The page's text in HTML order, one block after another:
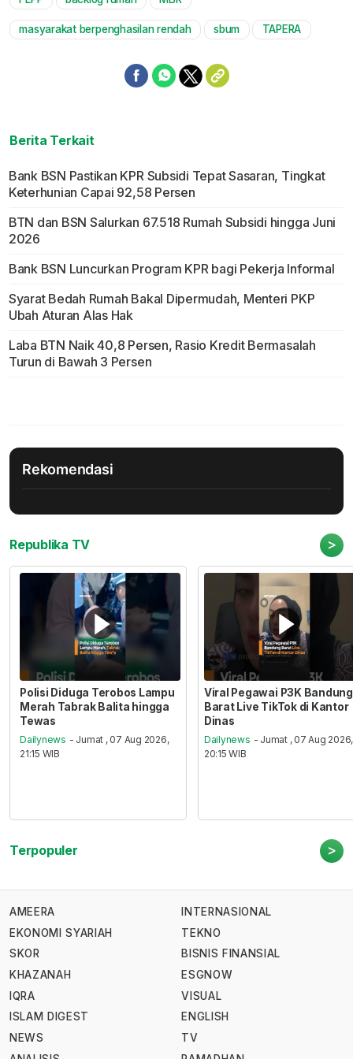
masyarakat berpenghasilan rendah sbum TAPERA
Berita Terkait
Bank BSN Pastikan KPR Subsidi Tepat Sasaran, Tingkat
Keterhunian Capai 92,58 Persen
BTN dan BSN Salurkan 67.518 Rumah Subsidi hingga Juni
2026
Bank BSN Luncurkan Program KPR bagi Pekerja Informal
Syarat Bedah Rumah Bakal Dipermudah, Menteri PKP
Ubah Aturan Alas Hak
Laba BTN Naik 40,8 Persen, Rasio Kredit Bermasalah
Turun di Bawah 3 Persen
Rekomendasi
Republika TV >
Polisi Diduga Terobos Lampu
Merah Tabrak Balita hingga
Tewas
Dailynews - Jumat , 07 Aug 2026,
21:15 WIB
Viral Pegawai P3K Bandung
Barat Live TikTok di Kantor
Dinas
Dailynews - Jumat , 07 Aug 2026,
20:15 WIB
Terpopuler >
AMEERA
EKONOMI SYARIAH
SKOR
KHAZANAH
IQRA
ISLAM DIGEST
NEWS
INTERNASIONAL
TEKNO
BISNIS FINANSIAL
ESGNOW
VISUAL
ENGLISH
TV